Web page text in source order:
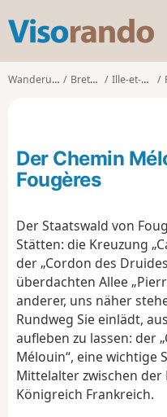
s
o
o
Wanderungen Bretagne Ille-et-Vilaine
Der Chemin
Fougères
Der Staatswald von
Stätten: die Kreuzung
der „Cordon des
überdachten Allee
anderer, uns näher
Rundweg Sie einlädt,
aufleben zu lassen: der
Mélouin“, eine wichtige
Mittelalter zwischen
Königreich Frankreich.